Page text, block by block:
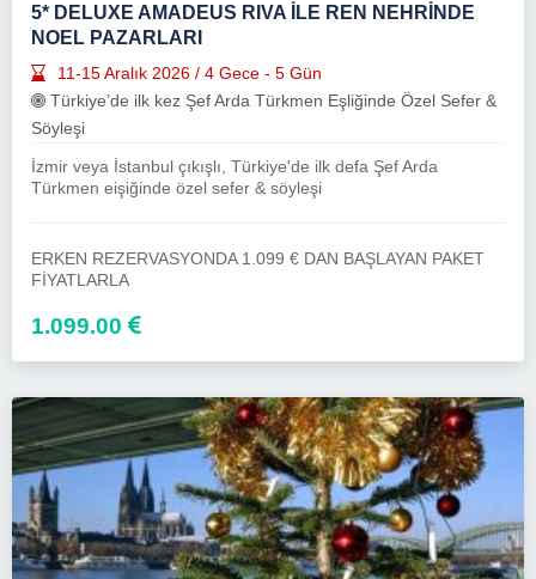
5* DELUXE AMADEUS RIVA İLE REN NEHRİNDE
NOEL PAZARLARI
11-15 Aralık 2026 / 4 Gece - 5 Gün
Türkiye’de ilk kez Şef Arda Türkmen Eşliğinde Özel Sefer &
Söyleşi
İzmir veya İstanbul çıkışlı, Türkiye'de ilk defa Şef Arda
Türkmen eişiğinde özel sefer & söyleşi
ERKEN REZERVASYONDA 1.099 € DAN BAŞLAYAN PAKET
FİYATLARLA
1.099.00